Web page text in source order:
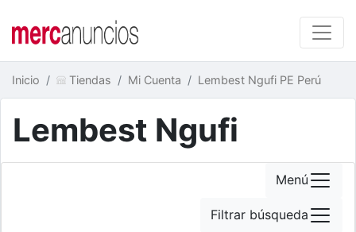
Inicio Tiendas Mi Cuenta Lembest Ngufi PE Perú
Lembest Ngufi
Menú
Filtrar búsqueda